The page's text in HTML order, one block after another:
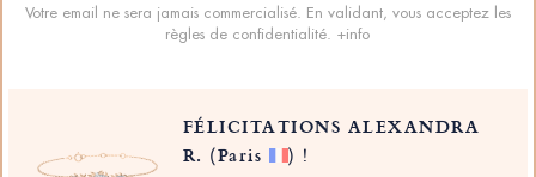
Votre email ne sera jamais commercialisé. En validant, vous acceptez les
règles de confidentialité. +info
FÉLICITATIONS ALEXANDRA
R. (Paris ) !